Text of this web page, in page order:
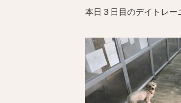
本日３日目のデイトレー